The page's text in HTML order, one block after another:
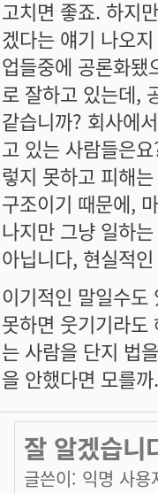
고치면 좋죠. 하지
겠다는 얘기 나오
업들중에 공론화됐
로 잘하고 있는데,
같습니까? 회사에
고 있는 사람들은
렇지 못하고 피해
구조이기 때문에,
나지만 그냥 일하
아닙니다, 현실적
이기적인 말일수
못하면 웃기기라도
는 사람을 단지 법
을 안했다면 모를까.
잘 알겠습니
글쓴이: 익명 사용